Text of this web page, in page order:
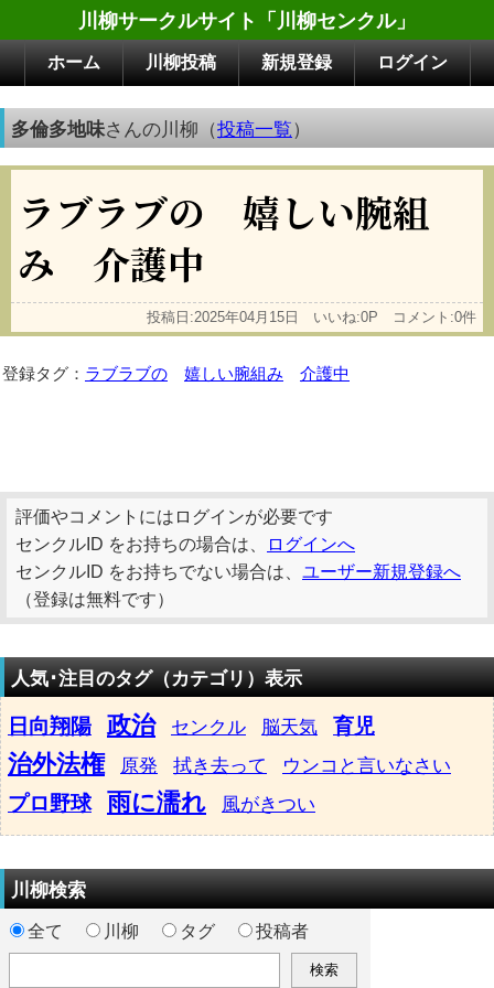
川柳サークルサイト「川柳センクル」
ホーム 川柳投稿 新規登録 ログイン
多倫多地味さんの川柳（投稿一覧）
ラブラブの 嬉しい腕組
み 介護中
投稿日:2025年04月15日 いいね:0P コメント:0件
登録タグ： ラブラブの 嬉しい腕組み 介護中
評価やコメントにはログインが必要です
センクルID をお持ちの場合は、
ログインへ
センクルID をお持ちでない場合は、 ユーザー新規登録へ
（登録は無料です）
人気･注目のタグ（カテゴリ）表示
日向翔陽 政治 センクル 脳天気 育児
治外法権 原発 拭き去って ウンコと言いなさい
プロ野球 雨に濡れ 風がきつい
川柳検索
全て 川柳 タグ 投稿者